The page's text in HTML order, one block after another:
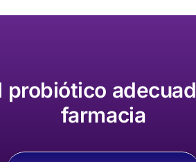
farmacia